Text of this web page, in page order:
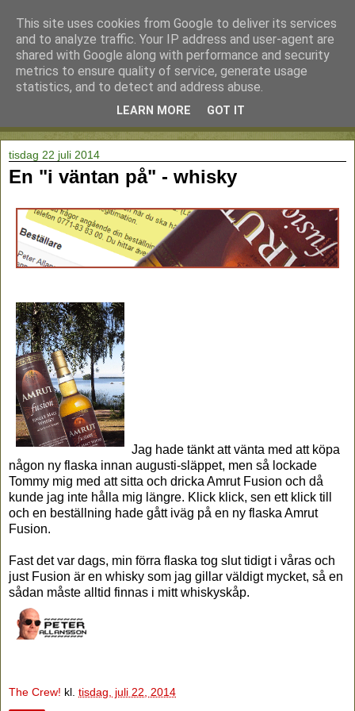
tisdag 22 juli 2014
En "i väntan på" - whisky
Jag hade tänkt att vänta med att köpa
någon ny flaska innan augusti-släppet, men så lockade
Tommy mig med att sitta och dricka Amrut Fusion och då
kunde jag inte hålla mig längre. Klick klick, sen ett klick till
och en beställning hade gått iväg på en ny flaska Amrut
Fusion.
Fast det var dags, min förra flaska tog slut tidigt i våras och
just Fusion är en whisky som jag gillar väldigt mycket, så en
sådan måste alltid finnas i mitt whiskyskåp.
The Crew! kl. tisdag, juli 22, 2014
This site uses cookies from Google to deliver its services
and to analyze traffic. Your IP address and user-agent are
shared with Google along with performance and security
metrics to ensure quality of service, generate usage
statistics, and to detect and address abuse.
LEARN MORE GOT IT